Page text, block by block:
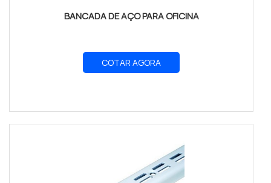
BANCADA DE AÇO PARA OFICINA
COTAR AGORA